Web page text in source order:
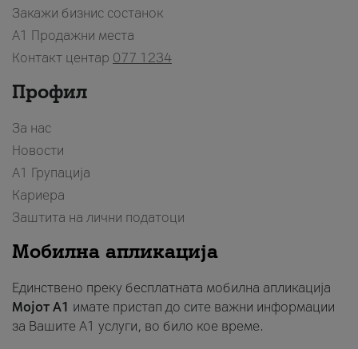
Закажи бизнис состанок
A1 Продажни места
Контакт центар 077 1234
Профил
За нас
Новости
А1 Групација
Кариера
Заштита на лични податоци
Мобилна апликација
Единствено преку бесплатната мобилна апликација
Мојот A1 имате пристап до сите важни информации
за Вашите A1 услуги, во било кое време.